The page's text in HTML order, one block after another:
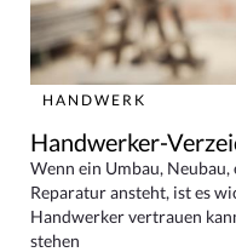
HANDWERK
Handwerker-
Wenn ein Umbau,
Reparatur ansteht, ist es
Handwerker vertrauen
stehen